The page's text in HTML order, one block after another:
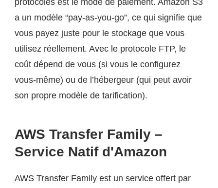
a un modèle “pay-as-you-go”, ce qui signifie que
vous payez juste pour le stockage que vous
utilisez réellement. Avec le protocole FTP, le
coût dépend de vous (si vous le configurez
vous-même) ou de l’hébergeur (qui peut avoir
son propre modèle de tarification).
AWS Transfer Family –
Service Natif d'Amazon
AWS Transfer Family est un service offert par